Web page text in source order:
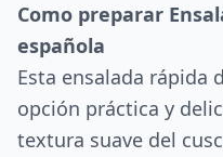
Como preparar
española
Esta ensalada rápida
opción práctica y
textura suave del